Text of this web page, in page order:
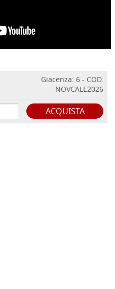
Giacenza: 6 - COD.
NOVCALE2026
ACQUISTA